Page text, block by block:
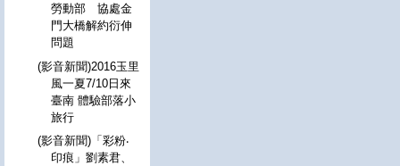
勞動部 協處金
門大橋解約衍伸
問題
(影音新聞)2016玉里
風一夏7/10日來
臺南 體驗部落小
旅行
(影音新聞)「彩粉‧
印痕」劉素君、